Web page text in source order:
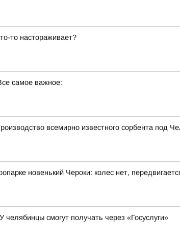
то настораживает?
самое важное:
всемирно известного сорбента под
новенький Чероки: колес нет,
челябинцы смогут получать через «Госуслуги»